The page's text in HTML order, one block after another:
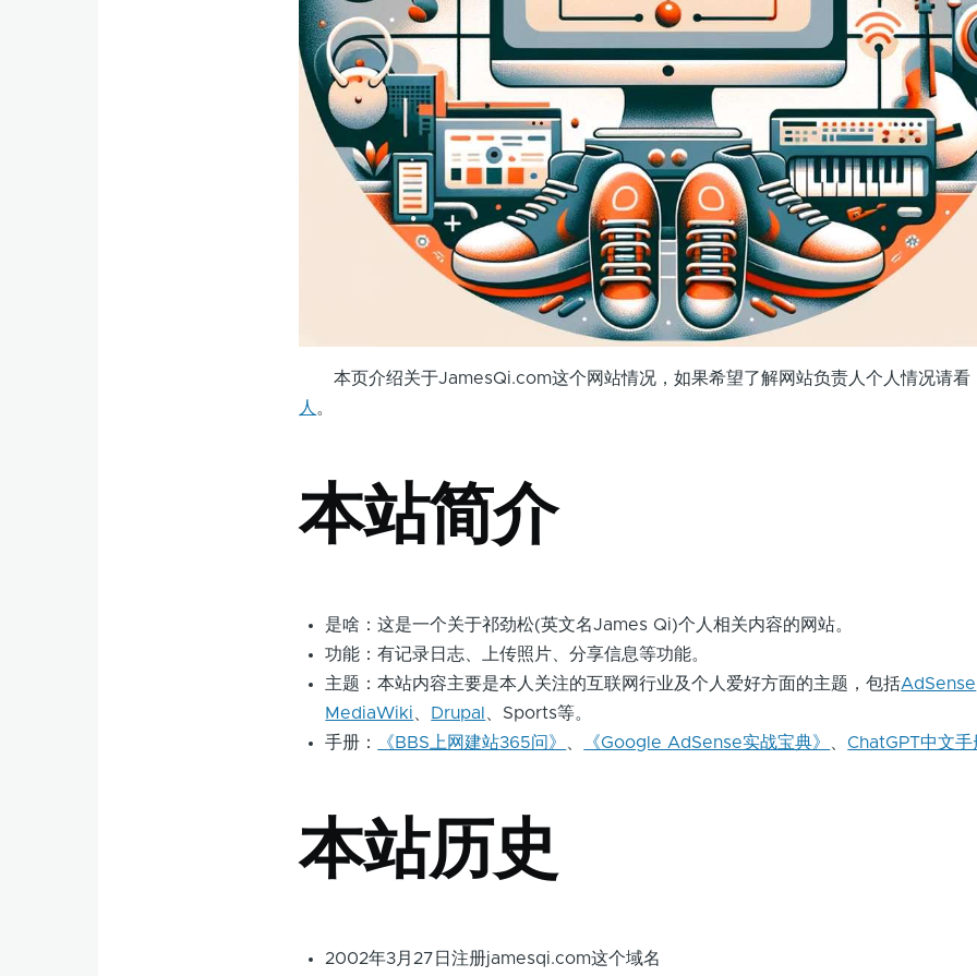
本页介绍关于JamesQi.com这个网站情况，如果希望了解网站负责人个人情况请看
人 。
本站简介
是啥：这是一个关于祁劲松(英文名James Qi)个人相关内容的网站。
功能：有记录日志、上传照片、分享信息等功能。
主题：本站内容主要是本人关注的互联网行业及个人爱好方面的主题，包括AdSense
MediaWiki
Drupal
、Sports等。
手册：
《BBS上网建站365问》 《Google AdSense实战宝典》 、ChatGPT中文手
本站历史
2002年3月27日注册jamesqi.com这个域名